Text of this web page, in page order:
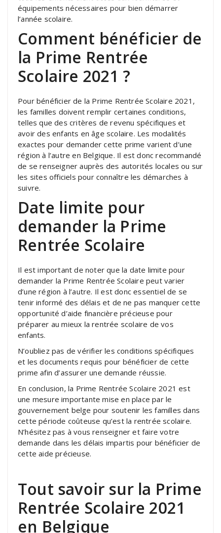
équipements nécessaires pour bien démarrer
l’année scolaire.
Comment bénéficier de
la Prime Rentrée
Scolaire 2021 ?
Pour bénéficier de la Prime Rentrée Scolaire 2021,
les familles doivent remplir certaines conditions,
telles que des critères de revenu spécifiques et
avoir des enfants en âge scolaire. Les modalités
exactes pour demander cette prime varient d’une
région à l’autre en Belgique. Il est donc recommandé
de se renseigner auprès des autorités locales ou sur
les sites officiels pour connaître les démarches à
suivre.
Date limite pour
demander la Prime
Rentrée Scolaire
Il est important de noter que la date limite pour
demander la Prime Rentrée Scolaire peut varier
d’une région à l’autre. Il est donc essentiel de se
tenir informé des délais et de ne pas manquer cette
opportunité d’aide financière précieuse pour
préparer au mieux la rentrée scolaire de vos
enfants.
N’oubliez pas de vérifier les conditions spécifiques
et les documents requis pour bénéficier de cette
prime afin d’assurer une demande réussie.
En conclusion, la Prime Rentrée Scolaire 2021 est
une mesure importante mise en place par le
gouvernement belge pour soutenir les familles dans
cette période coûteuse qu’est la rentrée scolaire.
N’hésitez pas à vous renseigner et faire votre
demande dans les délais impartis pour bénéficier de
cette aide précieuse.
Tout savoir sur la Prime
Rentrée Scolaire 2021
en Belgique